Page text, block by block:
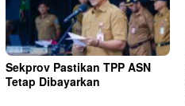
Sekprov Pastikan TPP ASN
Tetap Dibayarkan